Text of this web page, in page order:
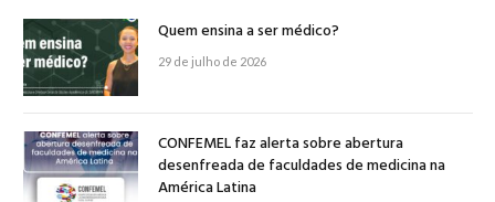
Quem ensina a ser médico?
29 de julho de 2026
CONFEMEL faz alerta sobre abertura
desenfreada de faculdades de medicina na
América Latina